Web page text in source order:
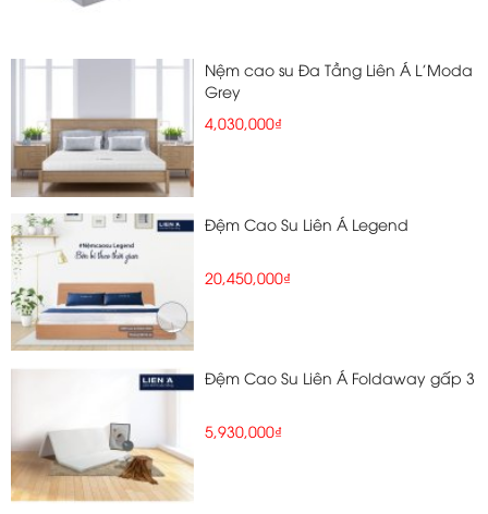
Nệm cao su Đa Tầng Liên Á L'Moda
Grey
4,030,000₫
Đệm Cao Su Liên Á Legend
20,450,000₫
Đệm Cao Su Liên Á Foldaway gấp 3
5,930,000₫